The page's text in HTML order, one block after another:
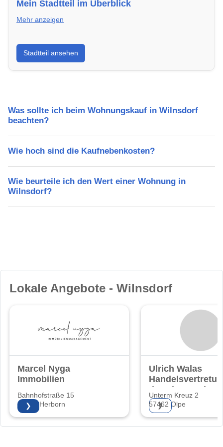
Mein Stadtteil im Überblick
Mehr anzeigen
Erfahre mehr über deinen Stadtteil in Wilnsdorf:
Lebensqualität, Verkehrsanbindung, Schulen,
Freizeitmöglichkeiten und Mietpreise.
Stadtteil ansehen
Was sollte ich beim Wohnungskauf in Wilnsdorf
beachten?
Wie hoch sind die Kaufnebenkosten?
Wie beurteile ich den Wert einer Wohnung in
Wilnsdorf?
Lokale Angebote - Wilnsdorf
Marcel Nyga
Immobilien
Bahnhofstraße 15
35745 Herborn
❯
Ulrich Walas
der Bien-Zenker
GmbH
Unterm Kreuz 2
57462 Olpe
❯